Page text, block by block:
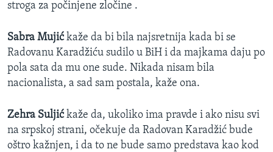
O GLASU AMERIKE
Learning English
PRATITE NAS
Jezici
stroga za počinjene zločine .
Sabra Mujićkaže da bi bila najsretnija kada bi se
Radovanu Karadžiću sudilo u BiH i da majkama daju po
pola sata da mu one sude. Nikada nisam bila
nacionalista, a sad sam postala, kaže ona.
Zehra Suljićkaže da, ukoliko ima pravde i ako nisu svi
na srpskoj strani, očekuje da Radovan Karadžić bude
oštro kažnjen, i da to ne bude samo predstava kao kod